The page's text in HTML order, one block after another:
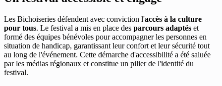
Les Bichoiseries défendent avec conviction l'accès à la culture
pour tous. Le festival a mis en place des parcours adaptés et
formé des équipes bénévoles pour accompagner les personnes en
situation de handicap, garantissant leur confort et leur sécurité tout
au long de l'événement. Cette démarche d'accessibilité a été saluée
par les médias régionaux et constitue un pilier de l'identité du
festival.